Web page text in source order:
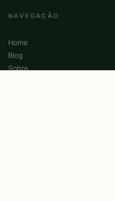
NAVEGAÇÃO
Home
Blog
Sobre